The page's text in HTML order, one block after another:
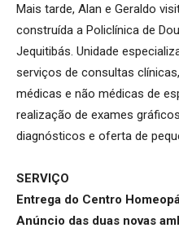
Mais tarde, Alan e Geraldo
construída a Policlínica de
Jequitibás. Unidade
serviços de consultas
médicas e não médicas de
realização de exames
diagnósticos e oferta de
SERVIÇO
Entrega do Centro
Anúncio das duas novas